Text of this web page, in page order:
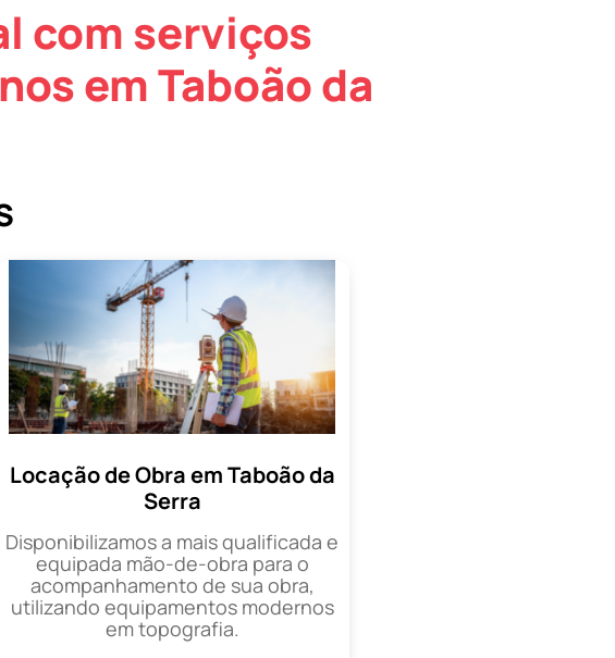
com serviços
em Taboão da
Locação de Obra em Taboão da
Serra
Disponibilizamos a mais qualificada e
equipada mão-de-obra para o
acompanhamento de sua obra,
utilizando equipamentos modernos
em topografia.